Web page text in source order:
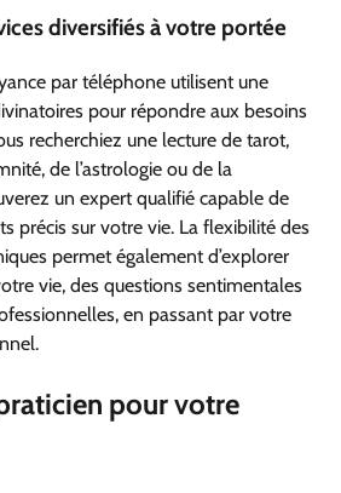
diversifiés à votre portée
par téléphone utilisent une
pour répondre aux besoins
recherchiez une lecture de tarot,
de l’astrologie ou de la
un expert qualifié capable de
précis sur votre vie. La flexibilité des
permet également d’explorer
vie, des questions sentimentales
en passant par votre
pour votre